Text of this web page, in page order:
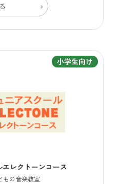
小学生向け
レクトーンコース
もの音楽教室